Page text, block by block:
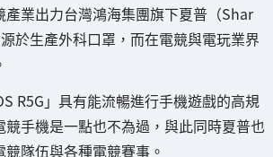
產業出力台灣鴻海集團旗下夏普（Shar
於生產外科口罩，而在電競與電玩業界
R5G」具有能流暢進行手機遊戲的高規
手機是一點也不為過，與此同時夏普也
隊伍與各種電競賽事。